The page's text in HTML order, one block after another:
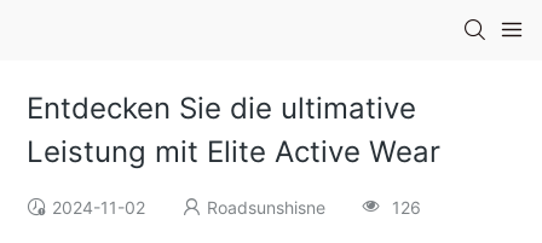
Entdecken Sie die ultimative
Leistung mit Elite Active Wear
2024-11-02 Roadsunshisne 126